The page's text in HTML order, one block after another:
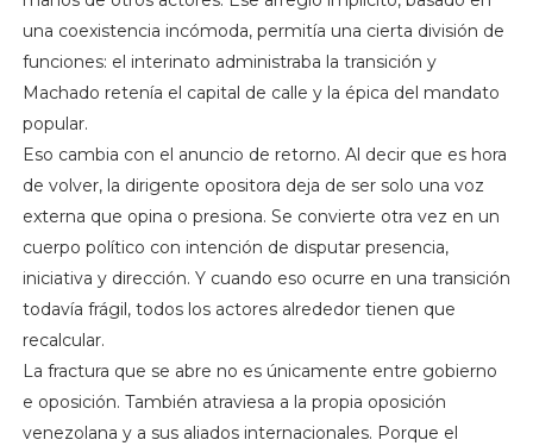
una coexistencia incómoda, permitía una cierta división de
funciones: el interinato administraba la transición y
Machado retenía el capital de calle y la épica del mandato
popular.
Eso cambia con el anuncio de retorno. Al decir que es hora
de volver, la dirigente opositora deja de ser solo una voz
externa que opina o presiona. Se convierte otra vez en un
cuerpo político con intención de disputar presencia,
iniciativa y dirección. Y cuando eso ocurre en una transición
todavía frágil, todos los actores alrededor tienen que
recalcular.
La fractura que se abre no es únicamente entre gobierno
e oposición. También atraviesa a la propia oposición
venezolana y a sus aliados internacionales. Porque el